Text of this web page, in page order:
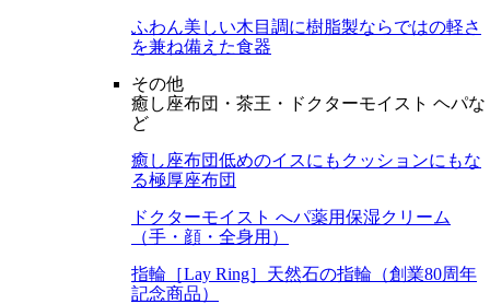
ふわん美しい木目調に樹脂製ならではの軽さ
を兼ね備えた食器
その他
癒し座布団・茶王・ドクターモイスト ヘパな
ど
癒し座布団低めのイスにもクッションにもな
る極厚座布団
ドクターモイスト へパ薬用保湿クリーム
（手・顔・全身用）
指輪［Lay Ring］ 天然石の指輪（創業80周年
記念商品）